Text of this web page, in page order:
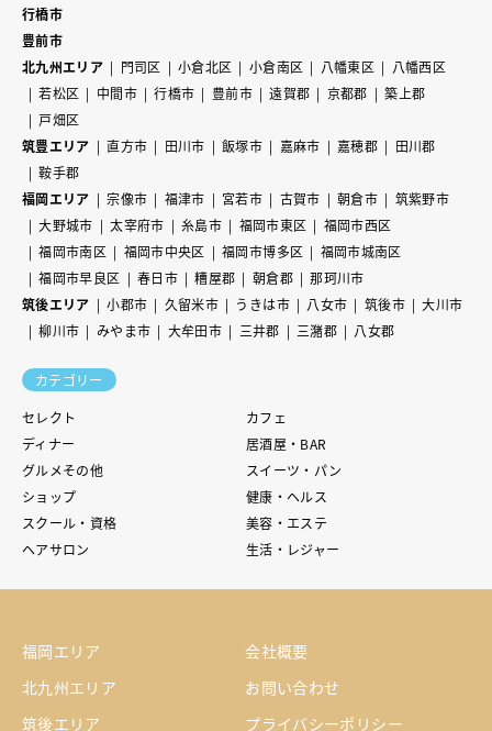
行橋市
豊前市
北九州エリア
門司区 小倉北区 小倉南区 八幡東区
八幡西区
若松区
中間市 行橋市 豊前市 遠賀郡 京都郡
築上郡
戸畑区
筑豊エリア
直方市 田川市 飯塚市 嘉麻市 嘉穂郡
田川郡
鞍手郡
福岡エリア
宗像市 福津市 宮若市 古賀市 朝倉市
筑紫野市
大野城市
太宰府市 糸島市 福岡市東区
福岡市西区
福岡市南区
福岡市中央区 福岡市博多区
福岡市城南区
福岡市早良区
春日市 糟屋郡 朝倉郡
那珂川市
筑後エリア
小郡市 久留米市 うきは市 八女市 筑後市
大川市
柳川市
みやま市 大牟田市 三井郡 三潴郡 八女郡
カテゴリー
セレクト
カフェ
ディナー
居酒屋・BAR
グルメその他
スイーツ・パン
ショップ
健康・ヘルス
スクール・資格
美容・エステ
ヘアサロン
生活・レジャー
福岡エリア
北九州エリア
筑後エリア
会社概要
お問い合わせ
プライバシーポリシー